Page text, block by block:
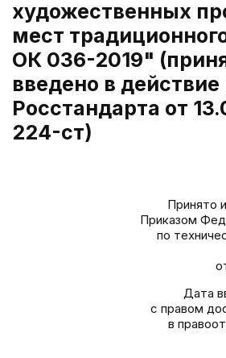
художественных
мест
ОК 036-2019"
введено в
Росстандарта от
224-ст)
Принято
Приказом
по
Дата
с правом
в